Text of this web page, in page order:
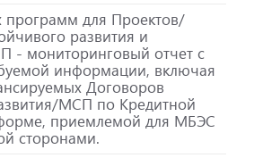
программ для Проектов/
развития и
- мониторинговый отчет с
информации, включая
Договоров
МСП по Кредитной
приемлемой для МБЭС
сторонами.